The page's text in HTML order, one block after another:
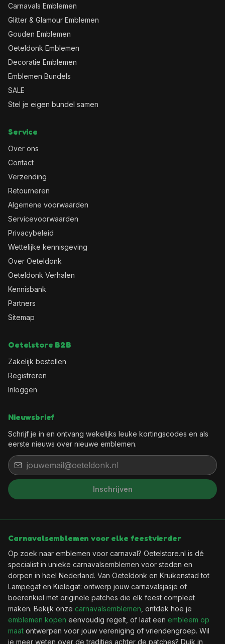
Carnavals Emblemen
Glitter & Glamour Emblemen
Gouden Emblemen
Oeteldonk Emblemen
Decoratie Emblemen
Emblemen Bundels
SALE
Stel je eigen bundel samen
Service
Over ons
Contact
Verzending
Retourneren
Algemene voorwaarden
Servicevoorwaarden
Privacybeleid
Wettelijke kennisgeving
Over Oeteldonk
Oeteldonk Verhalen
Kennisbank
Partners
Sitemap
Oetelstore B2B
Zakelijk bestellen
Registreren
Inloggen
Nieuwsbrief
Schrijf je in en ontvang wekelijks leuke kortingscodes en als
eerste nieuws over nieuwe emblemen.
Inschrijven
Carnavalsemblemen voor elke feestvierder
Op zoek naar emblemen voor carnaval? Oetelstore.nl is dé
specialist in unieke carnavalsemblemen voor steden en
dorpen in heel Nederland. Van Oeteldonk en Kruikenstad tot
Lampegat en Kielegat: ontwerp jouw carnavalsjasje of
boerenkiel met originele patches die elk feest compleet
maken. Bekijk onze carnavalsemblemen , ontdek hoe je
emblemen kopen eenvoudig regelt, of laat een embleem op
maat ontwerpen voor jouw vereniging of vriendengroep. Wil
je meer weten over de tradities achter de patches? Duik in